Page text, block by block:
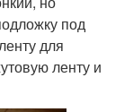
под
для
ленту и